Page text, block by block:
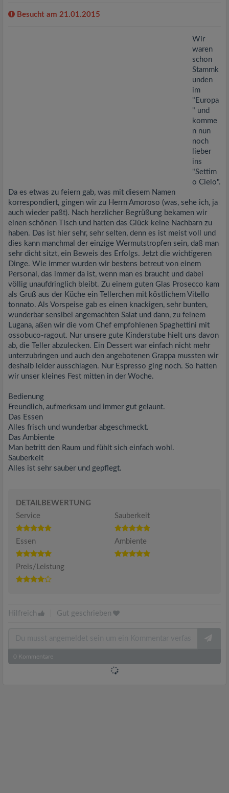
Besucht am 21.01.2015
Wir
waren
schon
Stammk
unden
im
"Europa
" und
komme
n nun
noch
lieber
ins
"Settim
o Cielo".
Da es etwas zu feiern gab, was mit diesem Namen
korrespondiert, gingen wir zu Herrn Amoroso (was, sehe ich, ja
auch wieder paßt). Nach herzlicher Begrüßung bekamen wir
einen schönen Tisch und hatten das Glück keine Nachbarn zu
haben. Das ist hier sehr, sehr selten, denn es ist meist voll und
dies kann manchmal der einzige Wermutstropfen sein, daß man
sehr dicht sitzt, ein Beweis des Erfolgs. Jetzt die wichtigeren
Dinge. Wie immer wurden wir bestens betreut von einem
Personal, das immer da ist, wenn man es braucht und dabei
völlig unaufdringlich bleibt. Zu einem guten Glas Prosecco kam
als Gruß aus der Küche ein Tellerchen mit köstlichem Vitello
tonnato. Als Vorspeise gab es einen knackigen, sehr bunten,
wunderbar sensibel angemachten Salat und dann, zu feinem
Lugana, aßen wir die vom Chef empfohlenen Spaghettini mit
ossobuco-ragout. Nur unsere gute Kinderstube hielt uns davon
ab, die Teller abzulecken. Ein Dessert war einfach nicht mehr
unterzubringen und auch den angebotenen Grappa mussten wir
deshalb leider ausschlagen. Nur Espresso ging noch. So hatten
wir unser kleines Fest mitten in der Woche.
Bedienung
Freundlich, aufmerksam und immer gut gelaunt.
Das Essen
Alles frisch und wunderbar abgeschmeckt.
Das Ambiente
Man betritt den Raum und fühlt sich einfach wohl.
Sauberkeit
Alles ist sehr sauber und gepflegt.
DETAILBEWERTUNG
Service
Sauberkeit
Essen Ambiente
Preis/Leistung
Hilfreich Gut geschrieben
0 Kommentare
i